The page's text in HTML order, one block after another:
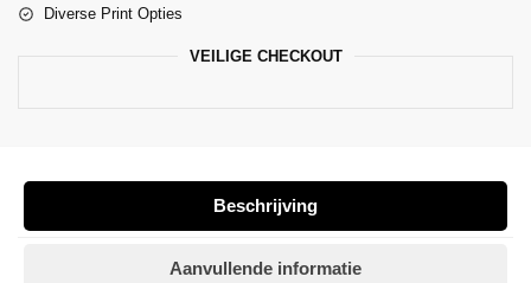
Diverse Print Opties
VEILIGE CHECKOUT
Beschrijving
Aanvullende informatie